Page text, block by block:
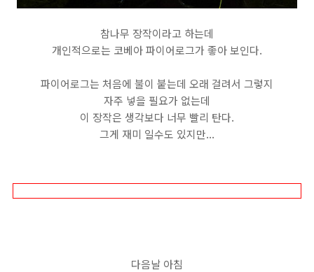
참나무 장작이라고 하는데
개인적으로는 코베아 파이어로그가 좋아 보인다.
파이어로그는 처음에 불이 붙는데 오래 걸려서 그렇지
자주 넣을 필요가 없는데
이 장작은 생각보다 너무 빨리 탄다.
그게 재미 일수도 있지만...
다음날 아침